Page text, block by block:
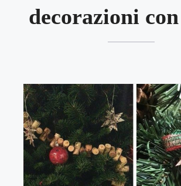
decorazioni